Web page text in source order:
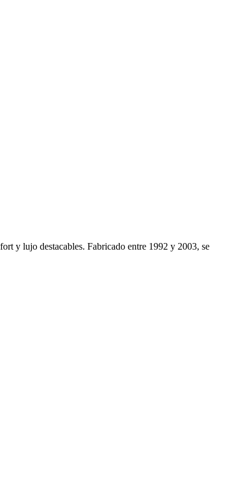
y lujo destacables. Fabricado entre 1992 y 2003, se